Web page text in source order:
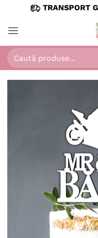
content
TRANSPORT
Caută
după: